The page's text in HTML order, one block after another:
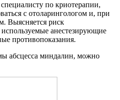
по криотерапии,
с отоларингологом и, при
Выясняется риск
анестезирующие
противопоказания.
абсцесса миндалин, можно